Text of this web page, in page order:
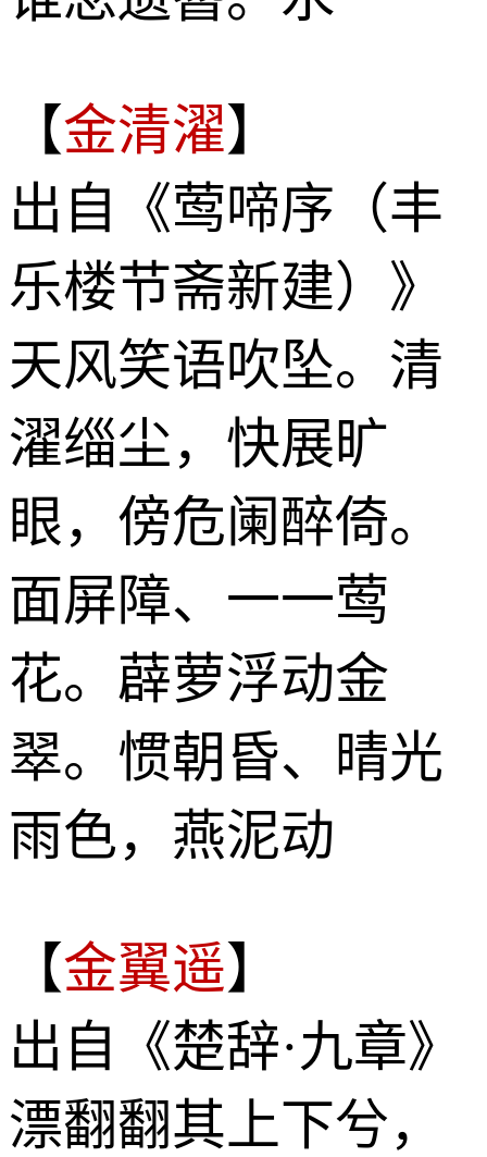
【金清濯】
出自《莺啼序（丰
乐楼节斋新建）》
天风笑语吹坠。清
濯缁尘，快展旷
眼，傍危阑醉倚。
面屏障、一一莺
花。薜萝浮动金
翠。惯朝昏、晴光
雨色，燕泥动
【金翼遥】
出自《楚辞·九章》
漂翻翻其上下兮，